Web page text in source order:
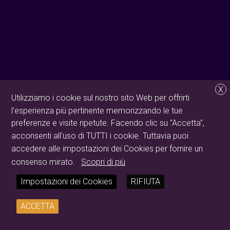
X
Utilizziamo i cookie sul nostro sito Web per offrirti
l'esperienza più pertinente memorizzando le tue
preferenze e visite ripetute. Facendo clic su "Accetta",
acconsenti all'uso di TUTTI i cookie. Tuttavia puoi
accedere alle impostazioni dei Cookies per fornire un
consenso mirato.
Scopri di più
Impostazioni dei Cookies
RIFIUTA
ACCETTA